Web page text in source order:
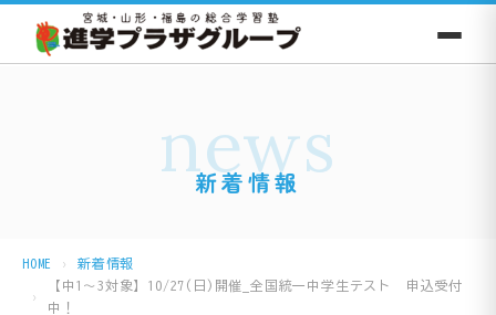
news
新着情報
HOME
新着情報
【中1〜3対象】10/27(日)開催_全国統一中学生テスト 申込受付
中！